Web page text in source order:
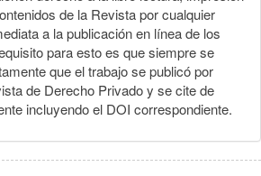
de la Revista por cualquier
a la publicación en línea de los
para esto es que siempre se
que el trabajo se publicó por
de Derecho Privado y se cite de
incluyendo el DOI correspondiente.